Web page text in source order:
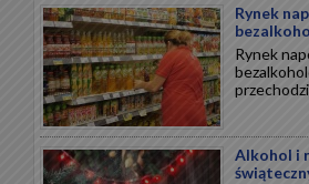
Rynek
Rynek
Alkohol i